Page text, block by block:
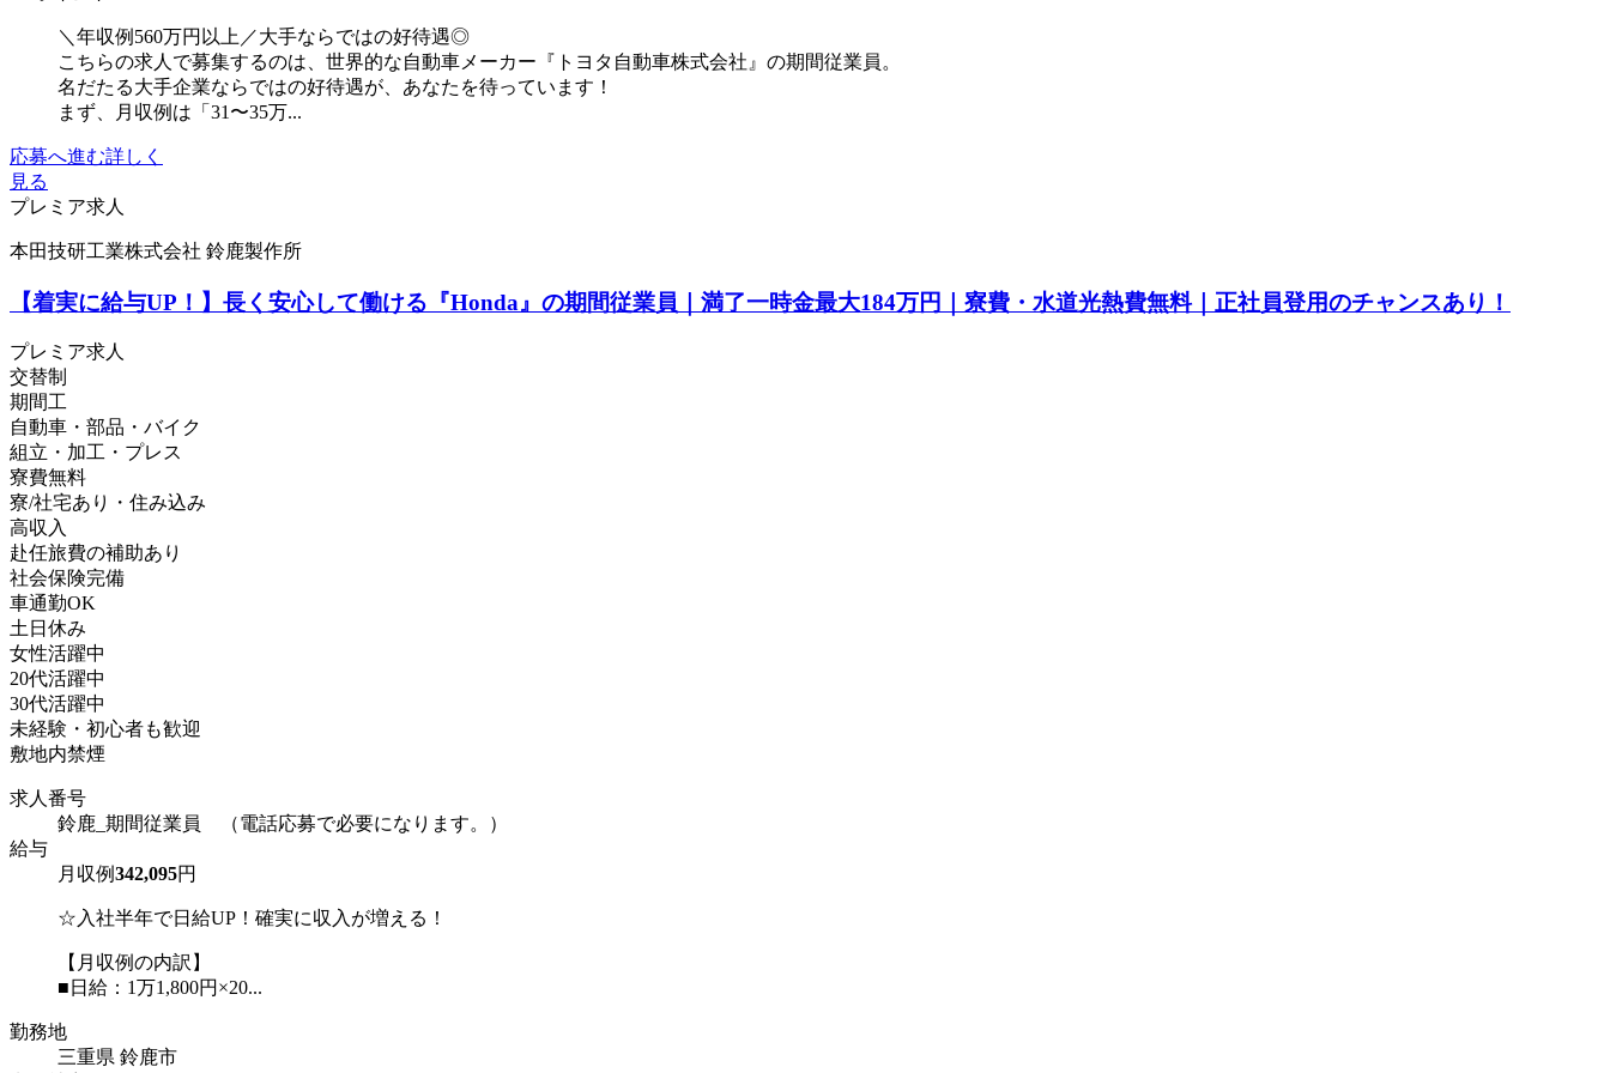
＼年収例560万円以上／大手ならではの好待遇◎
こちらの求人で募集するのは、世界的な自動車メーカー『トヨタ自動車株式会社』の期間従業員。
名だたる大手企業ならではの好待遇が、あなたを待っています！
まず、月収例は「31〜35万...
応募へ進む詳しく
見る
プレミア求人
本田技研工業株式会社 鈴鹿製作所
【着実に給与UP！】長く安心して働ける『Honda』の期間従業員｜満了一時金最大184万円｜寮費・水道光熱費無料｜正社員登用のチャンスあり！
プレミア求人
交替制
期間工
自動車・部品・バイク
組立・加工・プレス
寮費無料
寮/社宅あり・住み込み
高収入
赴任旅費の補助あり
社会保険完備
車通勤OK
土日休み
女性活躍中
20代活躍中
30代活躍中
未経験・初心者も歓迎
敷地内禁煙
求人番号
鈴鹿_期間従業員 （電話応募で必要になります。）
給与
月収例342,095円
☆入社半年で日給UP！確実に収入が増える！
【月収例の内訳】
■日給：1万1,800円×20...
勤務地
三重県 鈴鹿市